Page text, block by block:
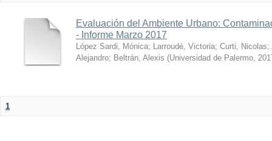
Evaluación del Ambiente Urbano:
- Informe Marzo 2017
López Sardi, Mónica; Larroudé, Victoria; Curti, Nicolas;
Alejandro; Beltrán, Alexis (Universidad de Palermo,
1